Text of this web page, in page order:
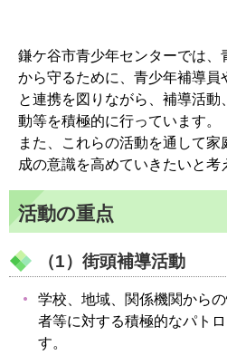
鎌ケ谷市青少年センターでは、
から守るために、青少年補導員
と連携を図りながら、補導活
動等を積極的に行っています。
また、これらの活動を通して
成の意識を高めていきたいと考
活動の重点
（1）街頭補導活動
学校、地域、関係機関から
者等に対する積極的なパト
す。